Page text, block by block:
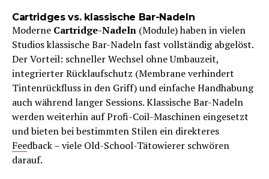
Cartridges vs. klassische Bar-Nadeln
Moderne Cartridge-Nadeln (Module) haben in vielen
Studios klassische Bar-Nadeln fast vollständig abgelöst.
Der Vorteil: schneller Wechsel ohne Umbauzeit,
integrierter Rücklaufschutz (Membrane verhindert
Tintenrückfluss in den Griff) und einfache Handhabung
auch während langer Sessions. Klassische Bar-Nadeln
werden weiterhin auf Profi-Coil-Maschinen eingesetzt
und bieten bei bestimmten Stilen ein direkteres
Feedback – viele Old-School-Tätowierer schwören
darauf.